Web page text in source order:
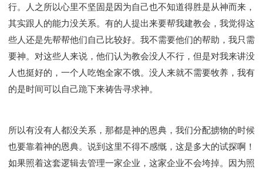
行。人之所以心里不坚固是因为自己也不知道得胜是从神而来，
其实跟人的能力没关系。有的人提出来要帮我建教会，我觉得这
些人还是先帮帮他们自己比较好。我不需要他们的帮助，我只需
要神。对这些人来说，他们认为教会没人不行，但是对我来讲没
人也挺好的，一个人吃饱全家不饿。没人来就不需要牧养，我有
的是时间可以自己跪下来祷告寻求神。
所以有没有人都没关系，那都是神的恩典，我们分配掳物的时候
也要靠着神的恩典。说到这里不得不感慨，这是多大的试探啊！
如果照着这套逻辑去管理一家企业，这家企业不会垮掉。因为照